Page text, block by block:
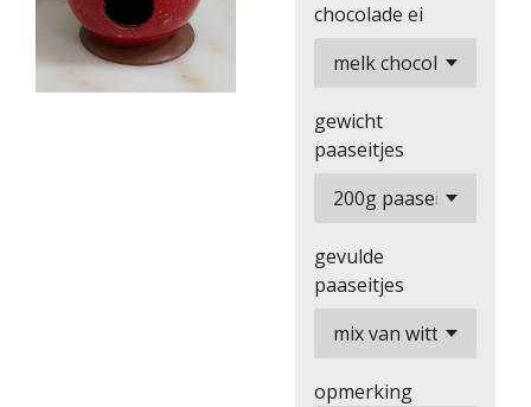
chocolade ei
gewicht
paaseitjes
gevulde
paaseitjes
opmerking